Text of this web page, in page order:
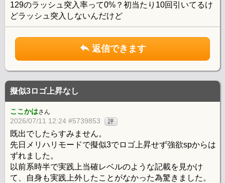
129のラッシュ突入率って0%？初当たり10回引いてるけ
どラッシュ突入しないんだけど
返信できます
擬似3ロゴ上昇なし
ここかはさん
2026/07/11 12:24 #5739853 評
既出でしたらすみません。
先日メリハリモードで擬似3でロゴ上昇せず強欲spからは
ずれました。
以前系時半で実践上当確レベルのような記載を見かけ
て、自身も実践上外したことがなかった為驚きました。